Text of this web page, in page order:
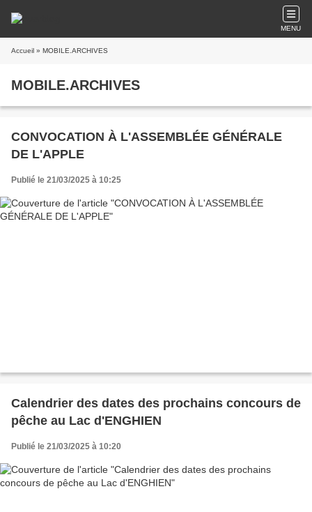
MENU
Accueil » MOBILE.ARCHIVES
MOBILE.ARCHIVES
CONVOCATION À L'ASSEMBLÉE GÉNÉRALE
DE L'APPLE
Publié le 21/03/2025 à 10:25
Calendrier des dates des prochains concours de
pêche au Lac d'ENGHIEN
Publié le 21/03/2025 à 10:20